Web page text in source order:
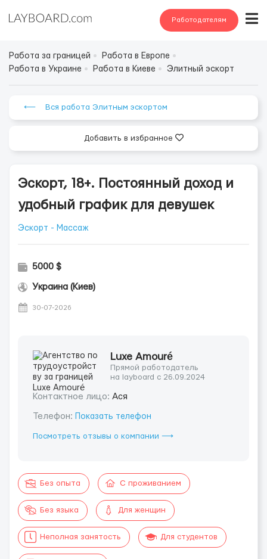
Работодателям
Работа за границей
Работа в Европе
Работа в Украине
Работа в Киеве Элитный эскорт
⟵ Вся работа Элитным эскортом
Добавить в избранное
Эскорт, 18+. Постоянный доход и
удобный график для девушек
Эскорт - Массаж
5000 $
Украина (Киев)
30-07-2026
Luxe Amouré
Прямой работодатель
на layboard с 26.09.2024
Контактное лицо: Ася
Телефон: Показать телефон
Посмотреть отзывы о компании ⟶
Без опыта С проживанием
Без языка Для женщин
Неполная занятость Для студентов